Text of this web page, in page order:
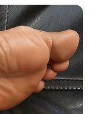
que le
informado, por
de Alerta.